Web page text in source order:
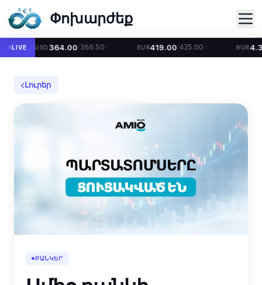
Փոխարժեք
LIVE USD364.00/366.50֏ EUR419.00/425.00֏ RUR
Լուրեր
ԲԱՆԿԵՐ